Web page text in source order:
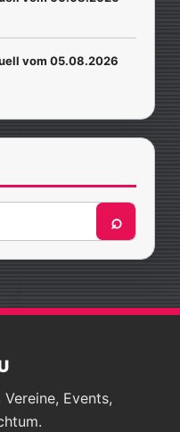
vom 05.08.2026
⌕
Events,